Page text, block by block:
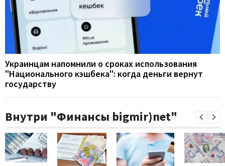
Украинцам напомнили о сроках использования
"Национального кэшбека": когда деньги вернут
государству
Внутри "Финансы bigmir)net"